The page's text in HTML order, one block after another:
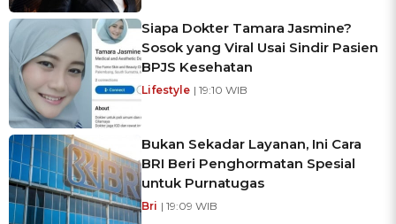
Siapa Dokter Tamara Jasmine?
Sosok yang Viral Usai Sindir Pasien
BPJS Kesehatan
Lifestyle | 19:10 WIB
Bukan Sekadar Layanan, Ini Cara
BRI Beri Penghormatan Spesial
untuk Purnatugas
Bri | 19:09 WIB